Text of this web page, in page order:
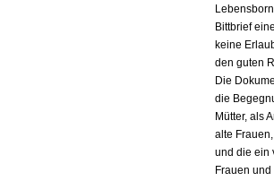
Bittbrief
keine
den guten
Die
die
Mütter, als
alte
und die ein
Frauen